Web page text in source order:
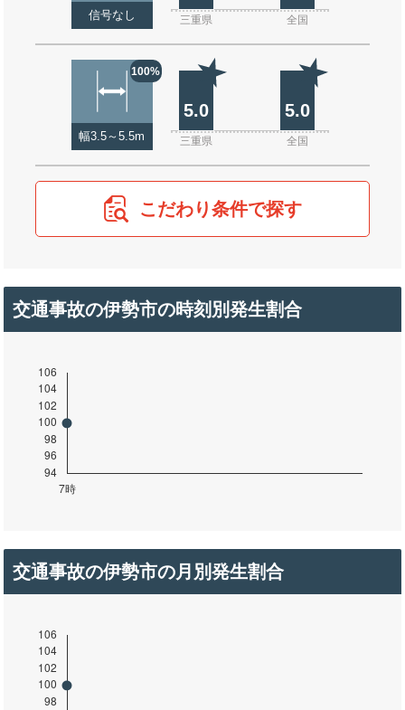
信号なし 三重県 全国
100%
幅3.5～5.5m
5.0 5.0
三重県 全国
こだわり条件で探す
交通事故の伊勢市の時刻別発生割合
交通事故の伊勢市の月別発生割合